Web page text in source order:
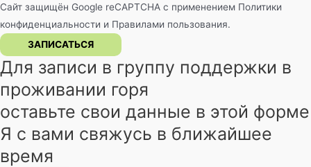
Сайт защищён Google reCAPTCHA с применением Политики
конфиденциальности и Правилами пользования.
ЗАПИСАТЬСЯ
Для записи в группу поддержки в
проживании горя
оставьте свои данные в этой форме
Я с вами свяжусь в ближайшее
время